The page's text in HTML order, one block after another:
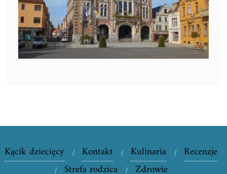
Kącik dziecięcy Kontakt Kulinaria
Recenzje
Strefa rodzica
Zdrowie